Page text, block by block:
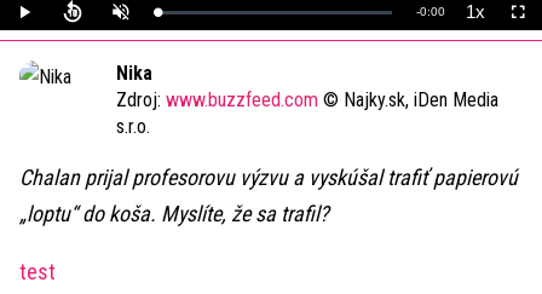
Play UnmuteLoaded:
0%
Remaining
-0:00 1xPlayback
Rate
Nika
Zdroj: www.buzzfeed.com © Najky.sk, iDen Media
s.r.o.
Chalan prijal profesorovu výzvu a vyskúšal trafiť papierovú
„loptu“ do koša. Myslíte, že sa trafil?
test